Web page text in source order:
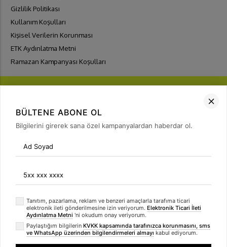
Gizlilik Politikası
Kullanım Koşulları
Kişisel Verilerin Korunması
ETK Aydınlatma Metni
Ramazan Kampanyası Koşulları
FIRSATLARIYAKALA
Bülten Üyeliği
arrow_forward
BÜLTENE ABONE OL
Bilgilerini girerek sana özel kampanyalardan haberdar ol.
Tanıtım, pazarlama, reklam ve benzeri amaçlarla tarafıma ticari
elektronik ileti gönderilmesine izin veriyorum. Elektronik Ticari İleti
Aydınlatma Metni 'ni okudum onay veriyorum.
Paylaştığım bilgilerin KVKK kapsamında tarafınızca korunmasını, sms
ve WhatsApp üzerinden bilgilendirmeleri almayı kabul ediyorum.